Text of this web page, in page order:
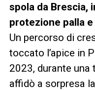
spola da Brescia,
protezione palla
Un percorso di
toccato l’apice in
2023, durante una
affidò a sorpresa